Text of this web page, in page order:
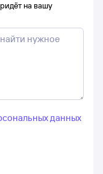
на вашу
данных